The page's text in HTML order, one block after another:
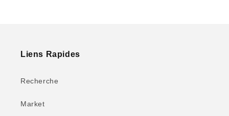
Liens Rapides
Recherche
Market